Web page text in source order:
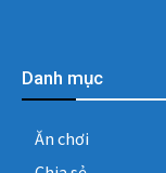
Danh mục
Ăn chơi